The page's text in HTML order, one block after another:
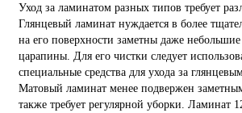
Уход за ламинатом разных типов требует
Глянцевый ламинат нуждается в более
на его поверхности заметны даже небольшие
царапины. Для его чистки следует
специальные средства для ухода за
Матовый ламинат менее подвержен
также требует регулярной уборки. Ламинат